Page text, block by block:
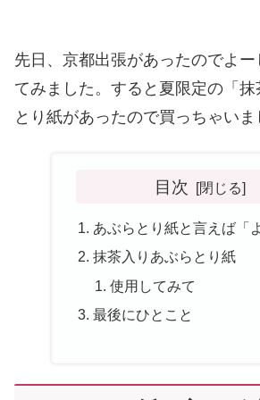
先日、京都出張があったのでよ
てみました。すると夏限定の「抹
とり紙があったので買っちゃいま
目次
あぶらとり紙と言えば「
抹茶入りあぶらとり紙
使用してみて
最後にひとこと